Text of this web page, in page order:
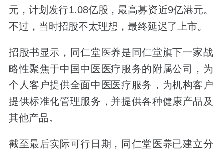
元，计划发行1.08亿股，最高募资近9亿港元。
不过，当时招股不太理想，最终延迟了上市。
招股书显示，同仁堂医养是同仁堂旗下一家战
略性聚焦于中国中医医疗服务的附属公司，为
个人客户提供全面中医医疗服务，为机构客户
提供标准化管理服务，并提供各种健康产品及
其他产品。
截至最后实际可行日期，同仁堂医养已建立分